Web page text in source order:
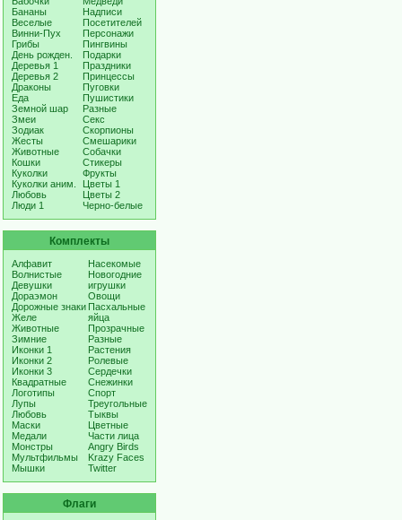
Бананы
Веселые
Винни-Пух
Грибы
День рожден.
Деревья 1
Деревья 2
Драконы
Еда
Земной шар
Змеи
Зодиак
Жесты
Животные
Кошки
Куколки
Куколки аним.
Любовь
Люди 1
Надписи
Посетителей
Персонажи
Пингвины
Подарки
Праздники
Принцессы
Пуговки
Пушистики
Разные
Секс
Скорпионы
Смешарики
Собачки
Стикеры
Фрукты
Цветы 1
Цветы 2
Черно-белые
Комплекты
Алфавит
Волнистые
Девушки
Дораэмон
Дорожные знаки
Желе
Животные
Зимние
Иконки 1
Иконки 2
Иконки 3
Квадратные
Логотипы
Лупы
Любовь
Маски
Медали
Монстры
Мультфильмы
Мышки
Насекомые
Новогодние
игрушки
Овощи
Пасхальные
яйца
Прозрачные
Разные
Растения
Ролевые
Сердечки
Снежинки
Спорт
Треугольные
Тыквы
Цветные
Части лица
Angry Birds
Krazy Faces
Twitter
Флаги